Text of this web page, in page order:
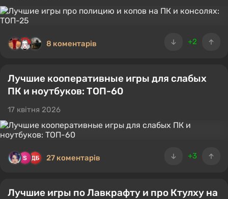
+2
8 коментарів
Лучшие кооперативные игры для слабых
ПК и ноутбуков: ТОП-60
17 квітня 2026
+3
27 коментарів
Лучшие игры по Лавкрафту и про Ктулху на